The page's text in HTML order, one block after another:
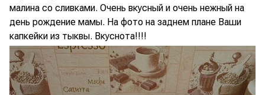
малина со сливками. Очень вкусный и очень нежный на
день рождение мамы. На фото на заднем плане Ваши
капкейки из тыквы. Вкуснота!!!!